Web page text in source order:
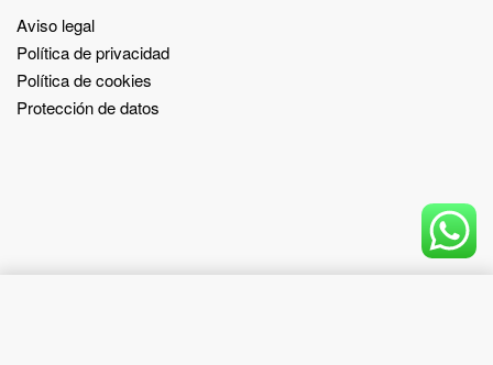
Aviso legal
Política de privacidad
Política de cookies
Protección de datos